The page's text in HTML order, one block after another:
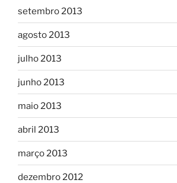
setembro 2013
agosto 2013
julho 2013
junho 2013
maio 2013
abril 2013
março 2013
dezembro 2012